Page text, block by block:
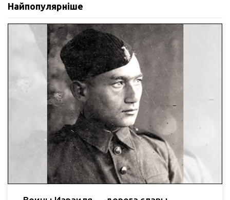
Найпопулярніше